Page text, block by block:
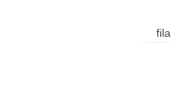
fila